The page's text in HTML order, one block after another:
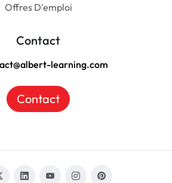
Offres D'emploi
Contact
learning.com
Contact